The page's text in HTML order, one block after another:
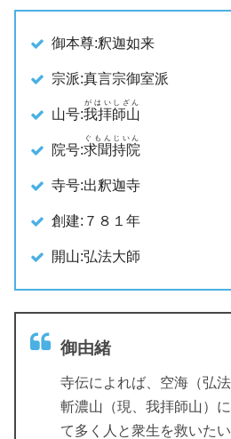
御本尊:釈迦如来
宗派:真言宗御室派
山号:我拝師山
がはいしざん
院号:求聞持院
ぐもんじいん
寺号:出釈迦寺
創建:７８１年
開山:弘法大師
御由緒
寺伝によれば、空海（弘
斬濃山（現、我拝師山）
て多く人と衆生を救いた